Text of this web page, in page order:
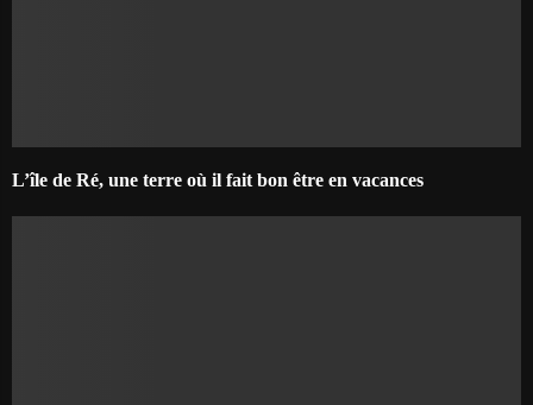
L’île de Ré, une terre où il fait bon être en vacances